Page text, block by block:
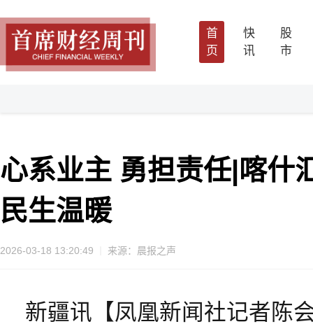
首
页
快
讯
股
市
心系业主 勇担责任|喀什
民生温暖
2026-03-18 13:20:49 来源：晨报之声
新疆讯【凤凰新闻社记者陈